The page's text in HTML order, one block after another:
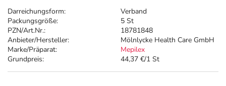
Darreichungsform:
Verband
Packungsgröße:
5 St
PZN/Art.Nr.:
18781848
Anbieter/Hersteller:
Mölnlycke Health Care GmbH
Marke/Präparat:
Mepilex
Grundpreis:
44,37 €/1 St